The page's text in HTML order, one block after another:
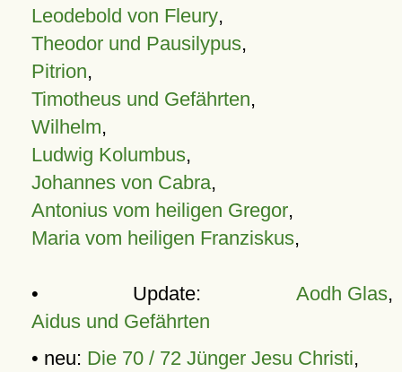
Leodebold von Fleury,
Theodor und Pausilypus,
Pitrion,
Timotheus und Gefährten,
Wilhelm,
Ludwig Kolumbus,
Johannes von Cabra,
Antonius vom heiligen Gregor,
Maria vom heiligen Franziskus,
• Update: Aodh Glas,
Aidus und Gefährten
• neu: Die 70 / 72 Jünger Jesu Christi,